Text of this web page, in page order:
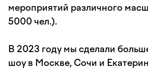
мероприятий различного
5000 чел.).
В 2023 году мы сделали
шоу в Москве, Сочи и